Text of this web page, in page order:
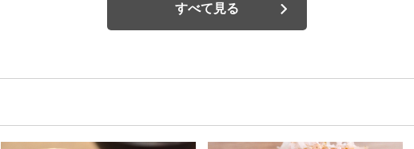
すべて見る